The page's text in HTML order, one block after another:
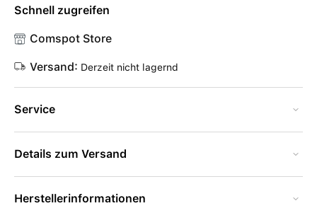
Schnell zugreifen
Comspot Store
Versand: Derzeit nicht lagernd
Service
Details zum Versand
Herstellerinformationen